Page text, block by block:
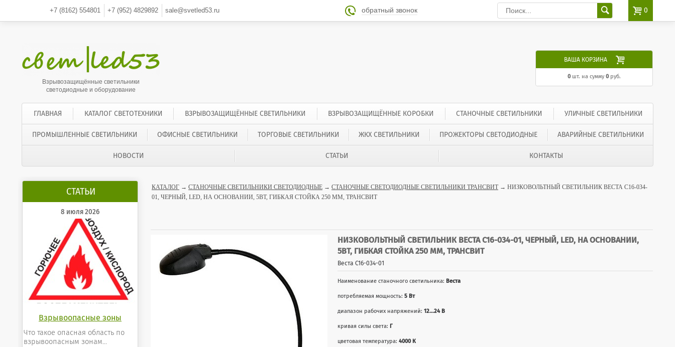
+7 (8162) 554801 +7 (952)4829892 sale@svetled53.ru  0
 обратный звонок
Взрывозащищённые светильники
светодиодные и оборудование
ВАША КОРЗИНА 
0шт. на сумму 0руб.
ГЛАВНАЯ КАТАЛОГ СВЕТОТЕХНИКИ ВЗРЫВОЗАЩИЩЁННЫЕ СВЕТИЛЬНИКИ ВЗРЫВОЗАЩИЩЁННЫЕ КОРОБКИ СТАНОЧНЫЕ СВЕТИЛЬНИКИ УЛИЧНЫЕ СВЕТИЛЬНИКИ
ПРОМЫШЛЕННЫЕ СВЕТИЛЬНИКИ ОФИСНЫЕ СВЕТИЛЬНИКИ ТОРГОВЫЕ СВЕТИЛЬНИКИ ЖКХ СВЕТИЛЬНИКИ ПРОЖЕКТОРЫ СВЕТОДИОДНЫЕ АВАРИЙНЫЕ СВЕТИЛЬНИКИ
НОВОСТИ СТАТЬИ КОНТАКТЫ
СТАТЬИ
8 июля 2026
Взрывоопасные зоны
Что такое опасная область по
взрывоопасным зонам...
КАТАЛОГ → СТАНОЧНЫЕ СВЕТИЛЬНИКИ СВЕТОДИОДНЫЕ → СТАНОЧНЫЕ СВЕТОДИОДНЫЕ СВЕТИЛЬНИКИ ТРАНСВИТ → НИЗКОВОЛЬТНЫЙ СВЕТИЛЬНИК ВЕСТА С16-034-
01, ЧЕРНЫЙ, LED, НА ОСНОВАНИИ, 5ВТ, ГИБКАЯ СТОЙКА 250 ММ, ТРАНСВИТ
НИЗКОВОЛЬТНЫЙ СВЕТИЛЬНИК ВЕСТА С16-034-01, ЧЕРНЫЙ, LED, НА ОСНОВАНИИ,
5ВТ, ГИБКАЯ СТОЙКА 250 ММ, ТРАНСВИТ
Веста С16-034-01
Наименование станочного светильника: Веста
потребляемая мощность: 5 Вт
диапазон рабочих напряжений: 12...24 В
кривая силы света: Г
цветовая температура: 4000 К